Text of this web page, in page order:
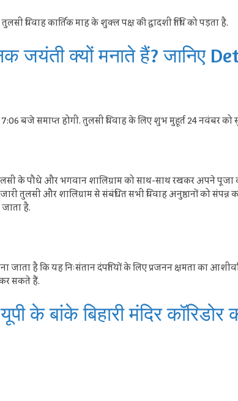
विवाह कार्तिक माह के शुक्ल पक्ष की द्वादशी तिथि को पड़ता है.
जयंती क्यों मनाते हैं? जानिए
बजे समाप्त होगी. तुलसी विवाह के लिए शुभ मुहूर्त 24 नवंबर
के पौधे और भगवान शालिग्राम को साथ-साथ रखकर अपने पूजा
तुलसी और शालिग्राम से संबंधित सभी विवाह अनुष्ठानों को
है.
है कि यह निःसंतान दंपतियों के लिए प्रजनन क्षमता का
सकते हैं.
के बांके बिहारी मंदिर कॉरिडोर